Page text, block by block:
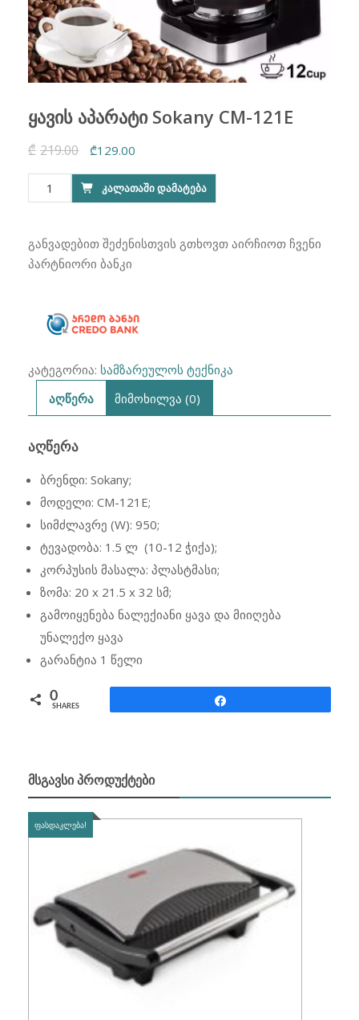
ყავის აპარატი Sokany CM-121E
₾ 219.00
Original
price
was:
₾129.00
price
is:
რაოდენობა:
ყავის
Sokany
CM-
ᲙᲐᲚᲐᲗᲐᲨᲘ ᲓᲐᲛᲐᲢᲔᲑᲐ
განვადებით შეძენისთვის გთხოვთ აირჩიოთ ჩვენი
პარტნიორი ბანკი
კატეგორია: სამზარეულოს ტექნიკა
აღწერა
მიმოხილვა (0)
ᲐᲦᲬᲔᲠᲐ
ბრენდი: Sokany;
მოდელი: CM-121E;
სიმძლავრე (W): 950;
ტევადობა: 1.5 ლ (10-12 ჭიქა);
კორპუსის მასალა: პლასტმასი;
ზომა: 20 x 21.5 x 32 სმ;
გამოიყენება ნალექიანი ყავა და მიიღება
უნალექო ყავა
გარანტია 1 წელი
0
SHARES
ᲛᲡᲒᲐᲕᲡᲘ ᲞᲠᲝᲓᲣᲥᲢᲔᲑᲘ
ᲤᲐᲡᲓᲐᲙᲚᲔᲑᲐ!